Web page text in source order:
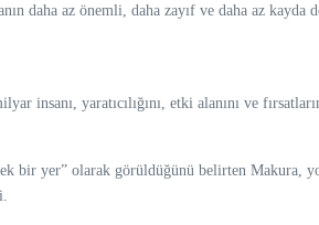
daha az önemli, daha zayıf ve daha az kayda
yaratıcılığını, etki alanını ve
yer” olarak görüldüğünü belirten Makura,